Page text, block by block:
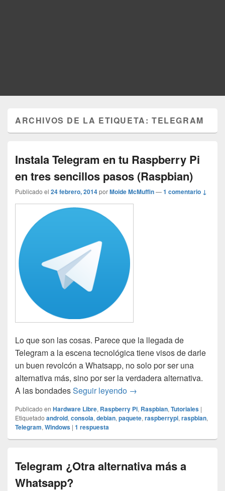
ARCHIVOS DE LA ETIQUETA:TELEGRAM
Instala Telegram en tu Raspberry Pi
en tres sencillos pasos (Raspbian)
Publicado el 24 febrero, 2014porMoide McMuffin—1 comentario ↓
Lo que son las cosas. Parece que la llegada de
Telegram a la escena tecnológica tiene visos de darle
un buen revolcón a Whatsapp, no solo por ser una
alternativa más, sino por ser la verdadera alternativa.
A las bondadesSeguir leyendo Instala Telegram en tu
→
Publicado en Hardware Libre, Raspberry Pi, Raspbian, Tutoriales |
Etiquetado android, consola, debian, paquete, raspberrypi, raspbian,
Telegram, Windows | 1 respuesta
Telegram ¿Otra alternativa más a
Whatsapp?